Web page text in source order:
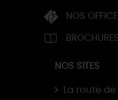
NOS
NOS SITES
La route de